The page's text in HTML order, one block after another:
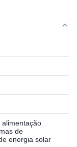
alimentação
de
energia solar